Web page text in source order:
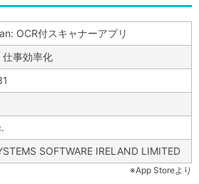
OCR付スキャナーアプリ
仕事効率化
SOFTWARE IRELAND LIMITED
※App Storeより